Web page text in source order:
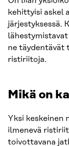
kehittyisi askel
järjestyksessä.
ne täydentävät
ristiriitoja.
Mikä on
Yksi keskeinen
ilmenevä
toivottavana